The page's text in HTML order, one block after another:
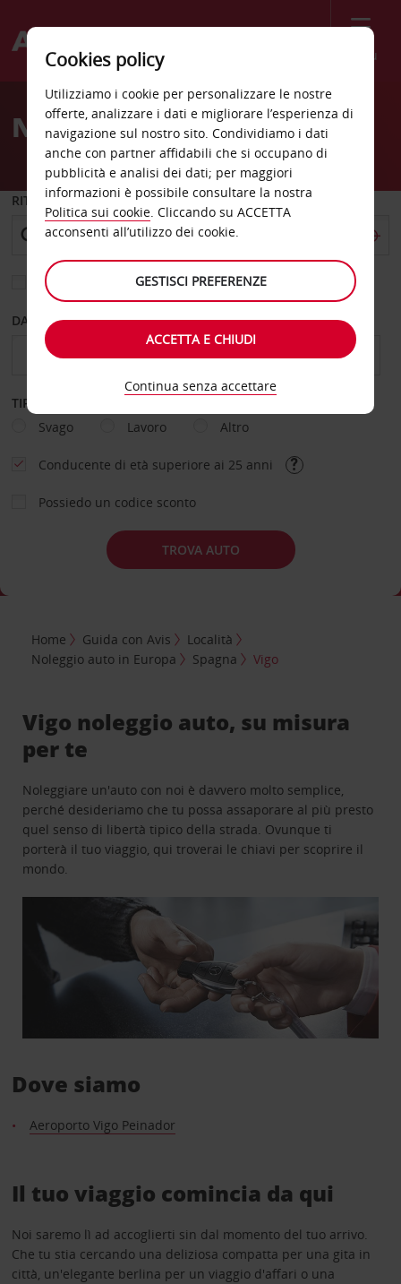
Menù
Welcome
AvisNoleggio auto Vigo
RITIRO DA
Scegli una località di riconsegna diversa
DAL GIORNO AL GIORNO
TIPOLOGIA DI NOLEGGIO
Svago
Lavoro Altro
Conducente di età superiore ai 25 anni
Possiedo un codice sconto
TROVA AUTO
Home Guida con Avis
Località
Noleggio auto in Europa
Spagna Vigo
Vigo noleggio auto, su misura
per te
Noleggiare un'auto con noi è davvero molto semplice,
perché desideriamo che tu possa assaporare al più presto
quel senso di libertà tipico della strada. Ovunque ti
porterà il tuo viaggio, qui troverai le chiavi per scoprire il
mondo.
Dove siamo
Aeroporto Vigo Peinador
Il tuo viaggio comincia da qui
Noi saremo lì ad accoglierti sin dal momento del tuo arrivo.
Che tu stia cercando una deliziosa compatta per una gita in
città, un'elegante berlina per un viaggio d'affari o una
Cookies policy
Utilizziamo i cookie per personalizzare le nostre
offerte, analizzare i dati e migliorare l’esperienza di
navigazione sul nostro sito. Condividiamo i dati
anche con partner affidabili che si occupano di
pubblicità e analisi dei dati; per maggiori
informazioni è possibile consultare la nostra
Politica sui cookie. Cliccando su ACCETTA
acconsenti all’utilizzo dei cookie.
GESTISCI PREFERENZE
ACCETTA E CHIUDI
Continua senza accettare